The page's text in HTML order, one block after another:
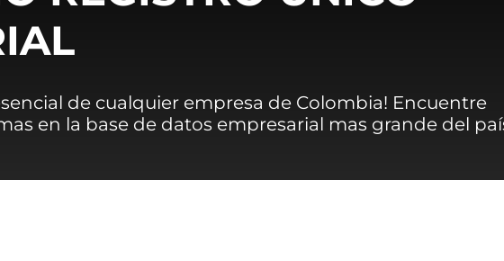
de cualquier empresa de Colombia! Encuentre
en la base de datos empresarial mas grande del